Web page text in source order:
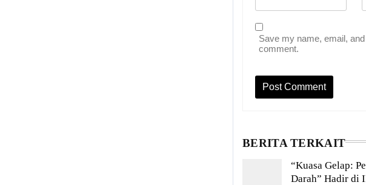
Save my name, email,
comment.
BERITA TERKAIT
“Kuasa Gelap:
Darah” Hadir di